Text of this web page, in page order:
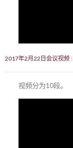
2017年2月22日会议视频
视频分为10段。